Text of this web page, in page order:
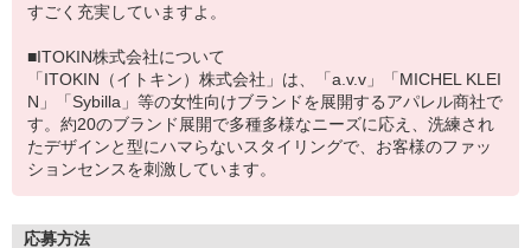
すごく充実していますよ。
■ITOKIN株式会社について
「ITOKIN（イトキン）株式会社」は、「a.v.v」「MICHEL KLEI
N」「Sybilla」等の女性向けブランドを展開するアパレル商社で
す。約20のブランド展開で多種多様なニーズに応え、洗練され
たデザインと型にハマらないスタイリングで、お客様のファッ
ションセンスを刺激しています。
応募方法